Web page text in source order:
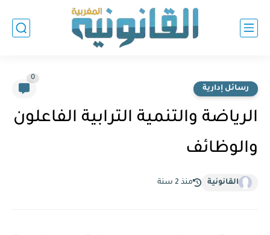
رسائل إدارية
0
الرياضة والتنمية الترابية الفاعلون
والوظائف
القانونية منذ 2 سنة